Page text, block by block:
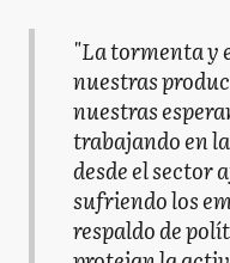
"La tormenta y
nuestras
nuestras
trabajando en
desde el sector
sufriendo los
respaldo de